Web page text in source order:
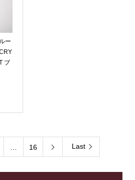
ー
ブ
16  Last